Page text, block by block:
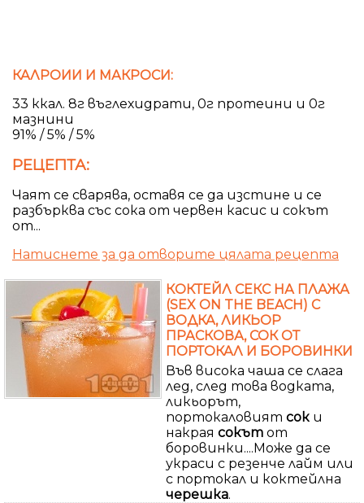
КАЛРОИИ И МАКРОСИ:
33 ккал. 8г въглехидрати, 0г протеини и 0г
мазнини
91% / 5% / 5%
РЕЦЕПТА:
Чаят се сварява, оставя се да изстине и се
разбърква със сока от червен касис и сокът
от...
Натиснете за да отворите цялата рецепта
КОКТЕЙЛ СЕКС НА ПЛАЖА
(SEX ON THE BEACH) С
ВОДКА, ЛИКЬОР
ПРАСКОВА, СОК ОТ
ПОРТОКАЛ И БОРОВИНКИ
Във висока чаша се слага
лед, след това водката,
ликьорът,
портокаловият сок и
накрая сокът от
боровинки....Може да се
украси с резенче лайм или
с портокал и коктейлна
черешка.